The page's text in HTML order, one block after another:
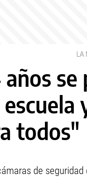
LA
todos"
de